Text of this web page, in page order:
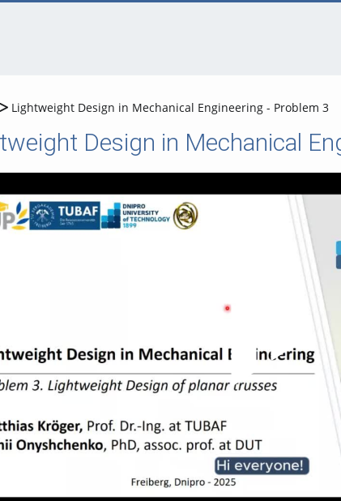
Lightweight Design in Mechanical Engineering - Problem 3
Design in Mechanical